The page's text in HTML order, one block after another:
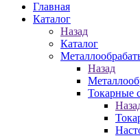
Главная
Каталог
Назад
Каталог
Назад
Токарные